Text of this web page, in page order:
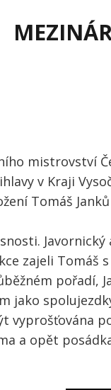
mistrovství
v Kraji
Tomáš
zajeli Tomáš
pořadí,
jako
vyprošťována
a opět